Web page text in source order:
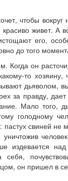
чтобы
живет. А
его,
до того
Когда он
то
дьяволом,
за правду,
Мало того,
голодному
пастух свиней
уничтожив
издевается
он пришел в